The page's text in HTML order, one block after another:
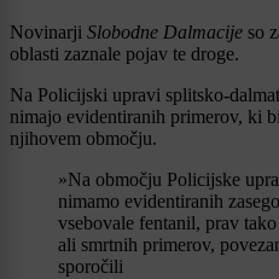
Novinarji Slobodne Dalmacije so
oblasti zaznale pojav te droge.
Na Policijski upravi splitsko-
nimajo evidentiranih primerov, ki
njihovem območju.
»Na območju Policijske
nimamo evidentiranih
vsebovale fentanil, prav
ali smrtnih primerov,
sporočili